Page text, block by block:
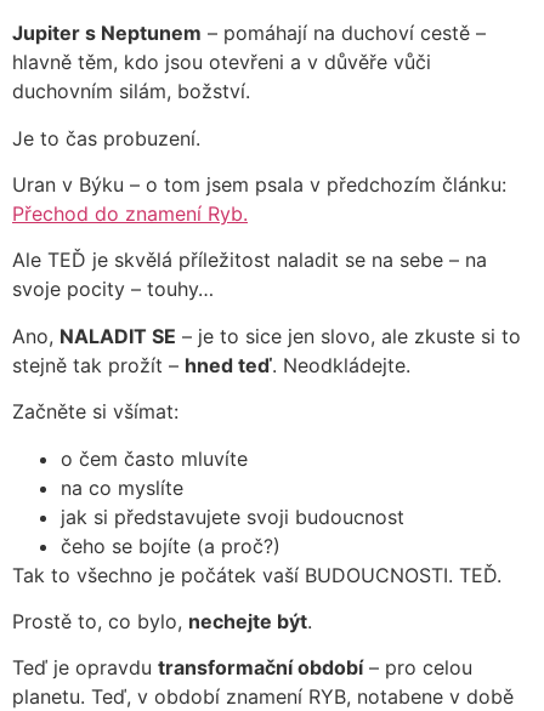
Jupiter s Neptunem – pomáhají na duchoví cestě –
hlavně těm, kdo jsou otevřeni a v důvěře vůči
duchovním silám, božství.
Je to čas probuzení.
Uran v Býku – o tom jsem psala v předchozím článku:
Přechod do znamení Ryb.
Ale TEĎ je skvělá příležitost naladit se na sebe – na
svoje pocity – touhy…
Ano, NALADIT SE – je to sice jen slovo, ale zkuste si to
stejně tak prožít – hned teď. Neodkládejte.
Začněte si všímat:
o čem často mluvíte
na co myslíte
jak si představujete svoji budoucnost
čeho se bojíte (a proč?)
Tak to všechno je počátek vaší BUDOUCNOSTI. TEĎ.
Prostě to, co bylo, nechejte být.
Teď je opravdu transformační období– pro celou
planetu. Teď, v období znamení RYB, notabene v době